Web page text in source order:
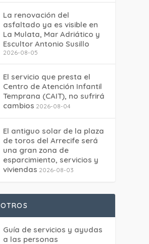
La renovación del
asfaltado ya es visible en
La Mulata, Mar Adriático y
Escultor Antonio Susillo
2026-08-05
El servicio que presta el
Centro de Atención Infantil
Temprana (CAIT), no sufrirá
cambios 2026-08-04
El antiguo solar de la plaza
de toros del Arrecife será
una gran zona de
esparcimiento, servicios y
viviendas 2026-08-03
OTROS
Guía de servicios y ayudas
a las personas